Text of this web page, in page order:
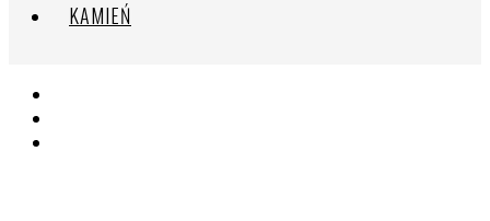
KAMIEŃ